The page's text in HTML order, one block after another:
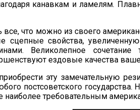
канавкам и ламелям.
что можно из своего
сцепные свойства,
Великолепное
ездовые качества
эту замечательную
постсоветского государства.
требовательным